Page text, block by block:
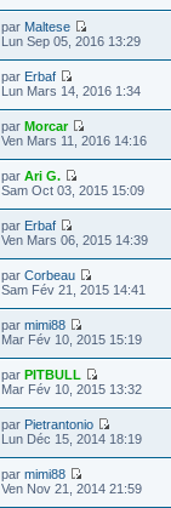
par Maltese
Lun Sep 05, 2016 13:29
par Erbaf
Lun Mars 14, 2016 1:34
par Morcar
Ven Mars 11, 2016 14:16
par Ari G.
Sam Oct 03, 2015 15:09
par Erbaf
Ven Mars 06, 2015 14:39
par Corbeau
Sam Fév 21, 2015 14:41
par mimi88
Mar Fév 10, 2015 15:19
par PITBULL
Mar Fév 10, 2015 13:32
par Pietrantonio
Lun Déc 15, 2014 18:19
par mimi88
Ven Nov 21, 2014 21:59